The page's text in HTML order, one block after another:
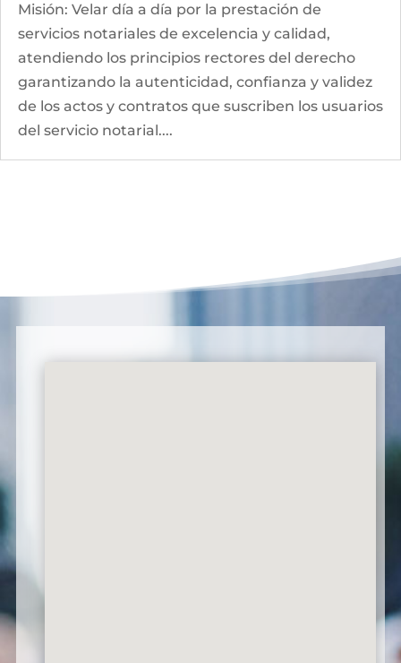
Misión: Velar día a día por la prestación de
servicios notariales de excelencia y calidad,
atendiendo los principios rectores del derecho
garantizando la autenticidad, confianza y validez
de los actos y contratos que suscriben los usuarios
del servicio notarial....